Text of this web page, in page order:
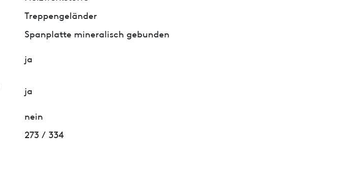
Treppengeländer
Spanplatte mineralisch gebunden
ja
ja
nein
273 / 334